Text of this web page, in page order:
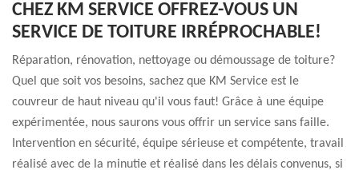
CHEZ KM SERVICE OFFREZ-VOUS UN
SERVICE DE TOITURE IRRÉPROCHABLE!
Réparation, rénovation, nettoyage ou démoussage de toiture?
Quel que soit vos besoins, sachez que KM Service est le
couvreur de haut niveau qu'il vous faut! Grâce à une équipe
expérimentée, nous saurons vous offrir un service sans faille.
Intervention en sécurité, équipe sérieuse et compétente, travail
réalisé avec de la minutie et réalisé dans les délais convenus, si